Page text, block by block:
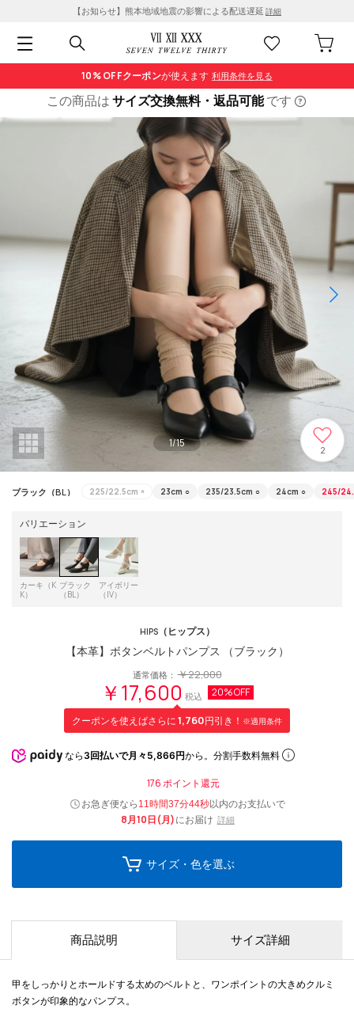
【お知らせ】熊本地域地震の影響による配送遅延 詳細
10% OFFクーポンが使えます 利用条件を見る
この商品はサイズ交換無料・返品可能です
1/15
2
ブラック（BL） 225/22.5cm × 23cm ○ 235/23.5cm ○ 24cm ○ 245/
バリエーション
カーキ（K
K）
ブラック
（BL）
アイボリー
（IV）
HIPS（ヒップス）
【本革】ボタンベルトパンプス （ブラック）
通常価格：￥22,000
￥17,600 税込 20%OFF
クーポンを使えばさらに1,760円引き！ ※適用条件
なら 3回払いで月々5,866円から。分割手数料無料
176ポイント還元
お急ぎ便なら 11時間37分43秒以内のお支払いで
8月10日(月)にお届け 詳細
サイズ・色を選ぶ
商品説明 サイズ詳細
甲をしっかりとホールドする太めのベルトと、ワンポイントの大きめクルミ
ボタンが印象的なパンプス。